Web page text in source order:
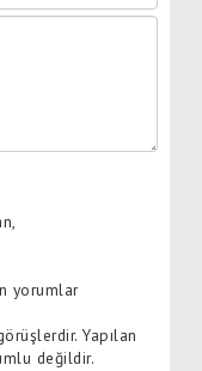
yorumlar
Yapılan
değildir.